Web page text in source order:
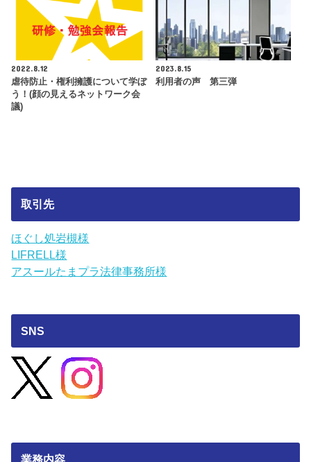
2022.8.12
虐待防止・権利擁護について学ぼ
う！(顔の見えるネットワーク会
議)
2023.8.15
利用者の声 第三弾
取引先
ほぐし処岩槻様
LIFRELL様
アスールたまプラ法律事務所様
SNS
業務内容